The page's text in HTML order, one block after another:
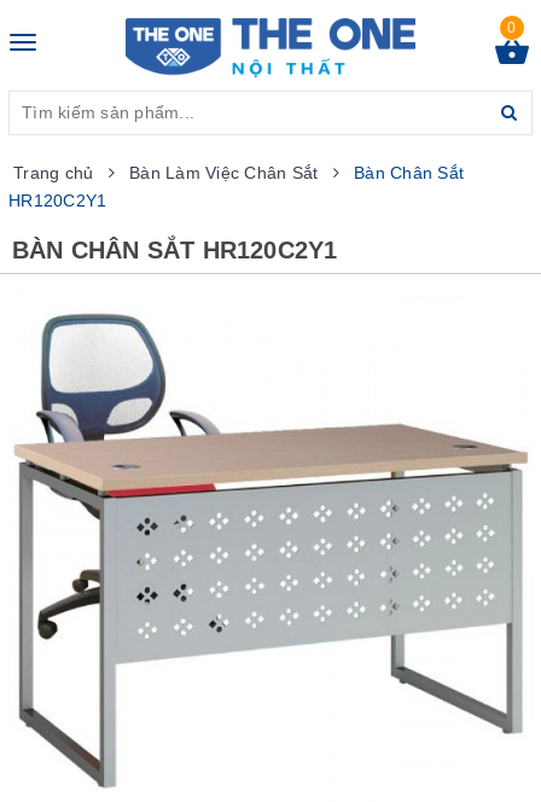
Toggle
0
Trang chủ Bàn Làm Việc Chân Sắt
Bàn Chân Sắt
HR120C2Y1
BÀN CHÂN SẮT HR120C2Y1